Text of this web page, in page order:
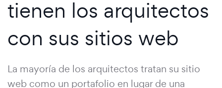
tienen los arquitectos
con sus sitios web
La mayoría de los arquitectos tratan su sitio
web como un portafolio en lugar de una